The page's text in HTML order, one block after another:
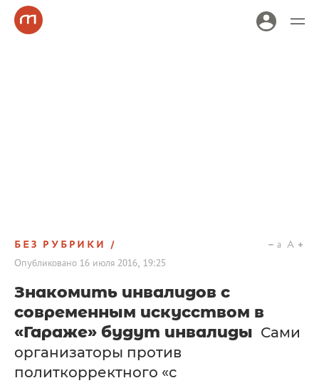
БЕЗ РУБРИКИ
Опубликовано 16 июля 2016, 19:25
a A
Знакомить инвалидов с
современным искусством в
«Гараже» будут инвалиды Сами
организаторы против
политкорректного «с